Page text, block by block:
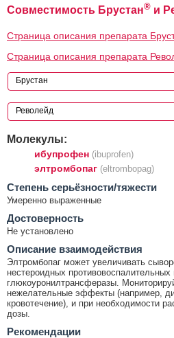
Совместимость Брустан® и
Страница описания препарата
Страница описания препарата
Молекулы:
ибупрофен (ibuprofen)
элтромбопаг (eltrombopag)
Cтепень серьёзности/тяжести
Умеренно выраженные
Достоверность
Не установлено
Описание взаимодействия
Элтромбопаг может увеличивать
нестероидных противовоспалительных
глюкоуронилтрансферазы.
нежелательные эффекты (например,
кровотечение), и при необходимости
дозы.
Рекомендации